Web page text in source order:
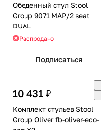
Обеденный стул Stool
Group 9071 MAP/2 seat
DUAL
Распродано
Подписаться
10 431 ₽
Комплект стульев Stool
Group Oliver fb-oliver-eco-